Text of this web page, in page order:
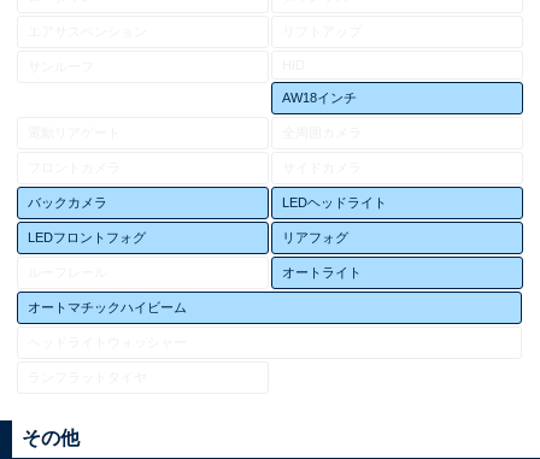
AW18インチ
バックカメラ LEDヘッドライト
LEDフロントフォグ リアフォグ
オートライト
オートマチックハイビーム
その他